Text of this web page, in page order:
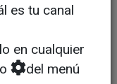
es tu canal
en cualquier
del menú